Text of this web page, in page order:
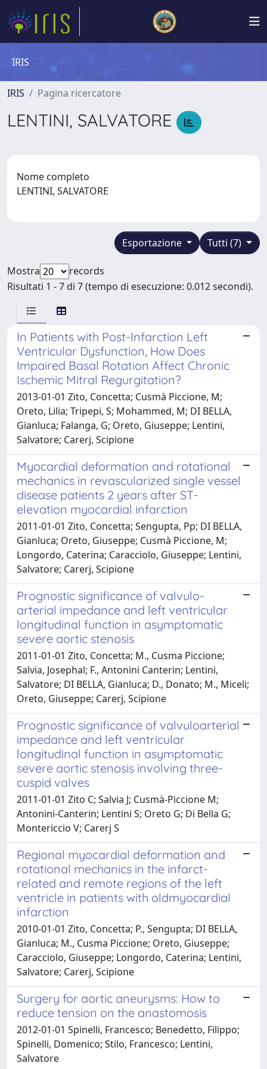
IRIS
IRIS Pagina ricercatore
LENTINI, SALVATORE
Nome completo
LENTINI, SALVATORE
Tutti (7)
Esportazione
Mostra
records
Risultati 1 - 7 di 7 (tempo di esecuzione: 0.012 secondi).
In Patients with Post-Infarction Left
Ventricular Dysfunction, How Does
Impaired Basal Rotation Affect Chronic
Ischemic Mitral Regurgitation?
2013-01-01 Zito, Concetta; Cusmà Piccione, M;
Oreto, Lilia; Tripepi, S; Mohammed, M; DI BELLA,
Gianluca; Falanga, G; Oreto, Giuseppe; Lentini,
Salvatore; Carerj, Scipione
Myocardial deformation and rotational
mechanics in revascularized single vessel
disease patients 2 years after ST-
elevation myocardial infarction
2011-01-01 Zito, Concetta; Sengupta, Pp; DI BELLA,
Gianluca; Oreto, Giuseppe; Cusmà Piccione, M;
Longordo, Caterina; Caracciolo, Giuseppe; Lentini,
Salvatore; Carerj, Scipione
Prognostic significance of valvulo-
arterial impedance and left ventricular
longitudinal function in asymptomatic
severe aortic stenosis
2011-01-01 Zito, Concetta; M., Cusma Piccione;
Salvia, Josephal; F., Antonini Canterin; Lentini,
Salvatore; DI BELLA, Gianluca; D., Donato; M., Miceli;
Oreto, Giuseppe; Carerj, Scipione
Prognostic significance of valvuloarterial
impedance and left ventricular
longitudinal function in asymptomatic
severe aortic stenosis involving three-
cuspid valves
2011-01-01 Zito C; Salvia J; Cusmà-Piccione M;
Antonini-Canterin; Lentini S; Oreto G; Di Bella G;
Montericcio V; Carerj S
Regional myocardial deformation and
rotational mechanics in the infarct-
related and remote regions of the left
ventricle in patients with oldmyocardial
infarction
2010-01-01 Zito, Concetta; P., Sengupta; DI BELLA,
Gianluca; M., Cusma Piccione; Oreto, Giuseppe;
Caracciolo, Giuseppe; Longordo, Caterina; Lentini,
Salvatore; Carerj, Scipione
Surgery for aortic aneurysms: How to
reduce tension on the anastomosis
2012-01-01 Spinelli, Francesco; Benedetto, Filippo;
Spinelli, Domenico; Stilo, Francesco; Lentini,
Salvatore